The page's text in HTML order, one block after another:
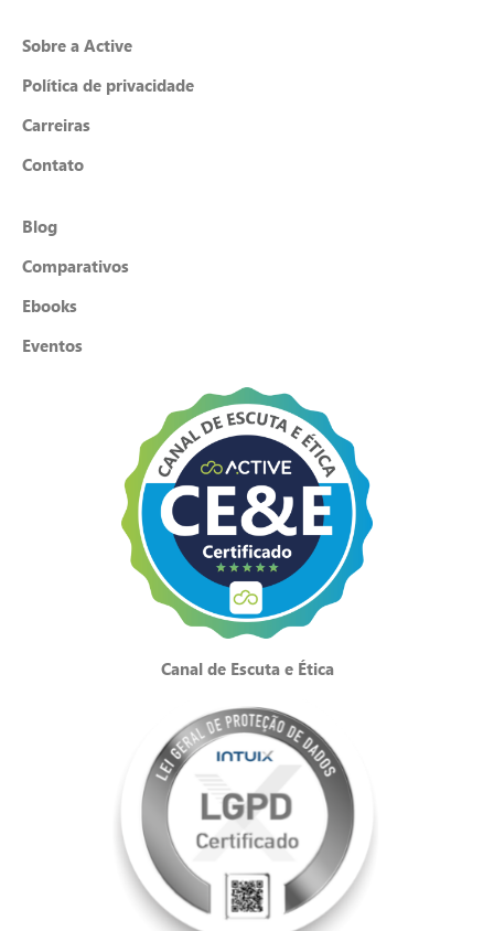
Sobre a Active
Política de privacidade
Carreiras
Contato
Blog
Comparativos
Ebooks
Eventos
Canal de Escuta e Ética